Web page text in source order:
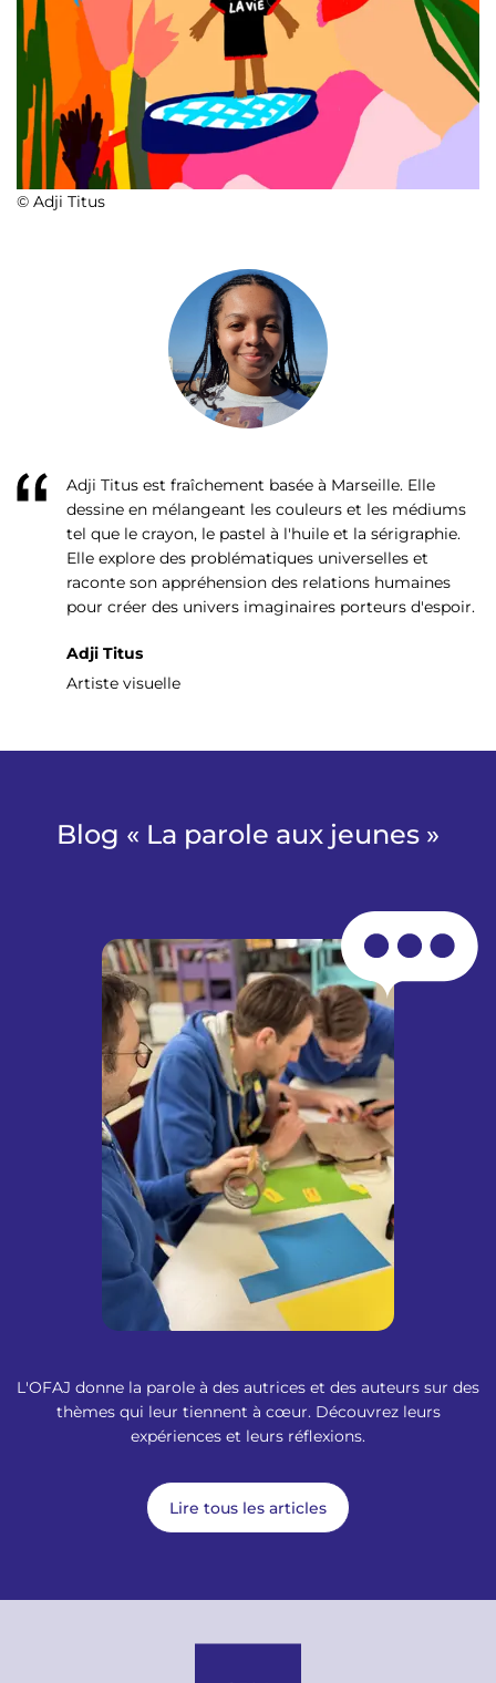
© Adji Titus
Adji Titus est fraîchement basée à Marseille. Elle
dessine en mélangeant les couleurs et les médiums
tel que le crayon, le pastel à l'huile et la sérigraphie.
Elle explore des problématiques universelles et
raconte son appréhension des relations humaines
pour créer des univers imaginaires porteurs d'espoir.
Adji Titus
Artiste visuelle
Blog « La parole aux jeunes »
L'OFAJ donne la parole à des autrices et des auteurs sur des
thèmes qui leur tiennent à cœur. Découvrez leurs
expériences et leurs réflexions.
Lire tous les articles